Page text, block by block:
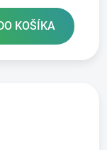
KOŠÍKA